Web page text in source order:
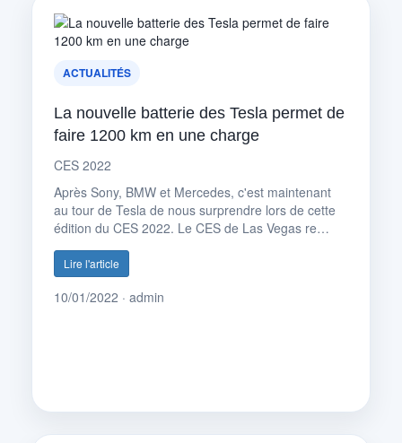
ACTUALITÉS
La nouvelle batterie des Tesla permet de
faire 1200 km en une charge
CES 2022
Après Sony, BMW et Mercedes, c'est maintenant
au tour de Tesla de nous surprendre lors de cette
édition du CES 2022. Le CES de Las Vegas re…
Lire l'article
10/01/2022 · admin